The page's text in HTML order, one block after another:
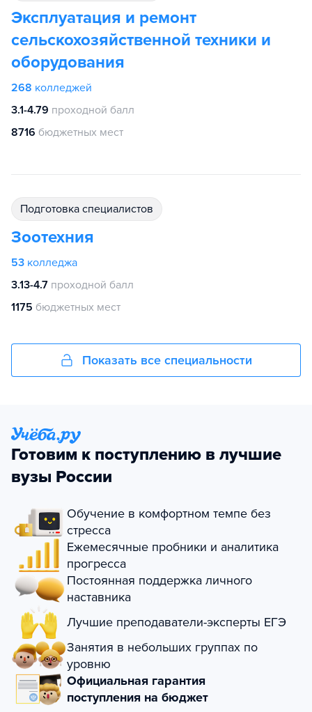
Эксплуатация и ремонт
сельскохозяйственной техники и
оборудования
268 колледжей
3.1-4.79 проходной балл
8716 бюджетных мест
подготовка специалистов
Зоотехния
53 колледжа
3.13-4.7 проходной балл
1175 бюджетных мест
Показать все специальности
Готовим к поступлению в лучшие
вузы России
Обучение в комфортном темпе без
стресса
Ежемесячные пробники и аналитика
прогресса
Постоянная поддержка личного
наставника
Лучшие преподаватели-эксперты ЕГЭ
Занятия в небольших группах по
уровню
Официальная гарантия
поступления на бюджет